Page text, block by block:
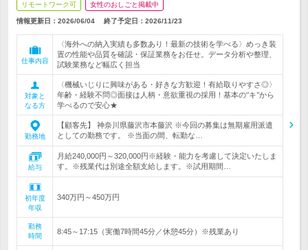
リモートワーク可 女性のおしごと掲載中
情報更新日：2026/06/04 終了予定日： 2026/11/23
仕事内容
〈海外への納入実績も多数あり！最新の技術を学べる〉めっき装
置の性能や品質を確認・保証業務をお任せ。データ分析や整理、
試験業務など幅広く担当
対象と
なる方
〈機械いじりに興味がある・好きな方歓迎！有給取りやすさ◎〉
年齢・経験不問◎面接は人柄・意欲重視の採用！基本の‘’キ’’から
学べるので安心★
勤務地
【顧客先】 神奈川県藤沢市本藤沢 ※今回の募集は無期雇用派遣
としての勤務です。 ※当面の間、転勤な…
給与
月給240,000円～320,000円※経験・能力を考慮して決定いたしま
す。※残業代は別途全額支給します。※試用期間…
初年度
年収
340万円～450万円
勤務
時間
8:45～17:15（実働7時間45分／休憩45分）※残業あり